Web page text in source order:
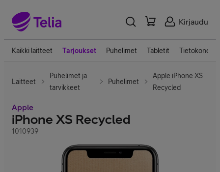
Kirjaudu
Kaikki laitteet Tarjoukset Puhelimet Tabletit Tietokoneet
Laitteet
Puhelimet ja
tarvikkeet
Puhelimet
Apple iPhone XS
Recycled
Apple
iPhone XS Recycled
1010939